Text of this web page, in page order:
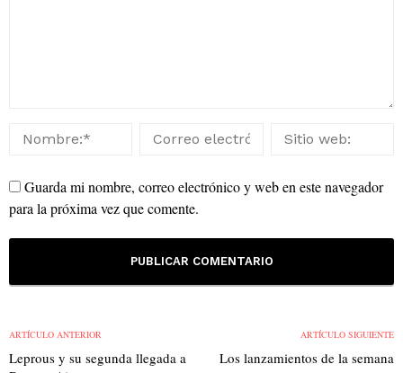
Guarda mi nombre, correo electrónico y web en este navegador
para la próxima vez que comente.
ARTÍCULO ANTERIOR
Leprous y su segunda llegada a
ARTÍCULO SIGUIENTE
Los lanzamientos de la semana